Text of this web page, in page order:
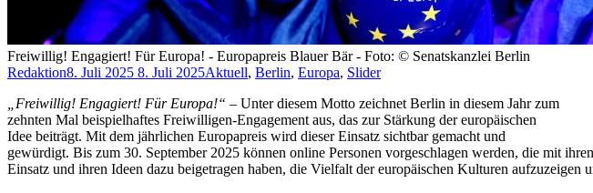
Freiwillig! Engagiert! Für Europa! - Europapreis Blauer Bär - Foto: © Senatskanzlei Berlin
Redaktion8. Juli 2025 8. Juli 2025Aktuell, Berlin, Europa, Slider
„Freiwillig! Engagiert! Für Europa!“ – Unter diesem Motto zeichnet Berlin in diesem Jahr zum
zehnten Mal beispielhaftes Freiwilligen-Engagement aus, das zur Stärkung der europäischen
Idee beiträgt. Mit dem jährlichen Europapreis wird dieser Einsatz sichtbar gemacht und
gewürdigt. Bis zum 30. September 2025 können online Personen vorgeschlagen werden, die mit
Einsatz und ihren Ideen dazu beigetragen haben, die Vielfalt der europäischen Kulturen aufzuzeigen